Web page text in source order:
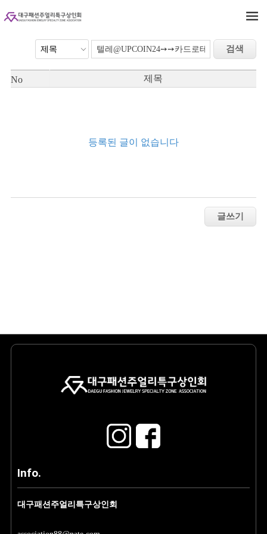
No 제목
등록된 글이 없습니다
Info.
대구패션주얼리특구상인회